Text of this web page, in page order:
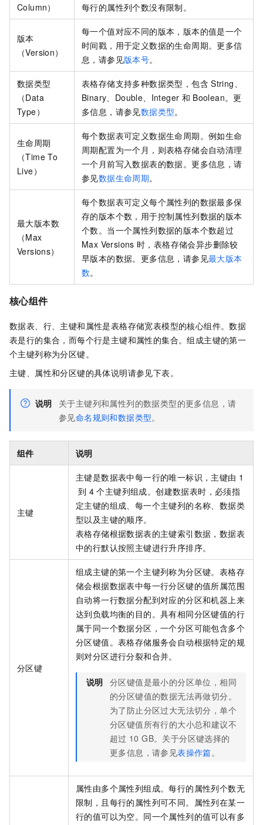
Column）
每行的属性列个数没有限制。
版本
（Version）
每一个值对应不同的版本，版本的值是一个
时间戳，用于定义数据的生命周期。更多信
息，请参见版本号。
数据类型
（Data
Type）
表格存储支持多种数据类型，包含 String、
Binary、Double、Integer 和 Boolean。更
多信息，请参见数据类型。
生命周期
（Time To
Live）
每个数据表可定义数据生命周期。例如生命
周期配置为一个月，则表格存储会自动清理
一个月前写入数据表的数据。更多信息，请
参见数据生命周期。
最大版本数
（Max
Versions）
每个数据表可定义每个属性列的数据最多保
存的版本个数，用于控制属性列数据的版本
个数。当一个属性列数据的版本个数超过
Max Versions 时， 表格存储会异步删除较
早版本的数据。更多信息，请参见最大版本
数。
核心组件
数据表、行、主键和属性是表格存储宽表模型的核心组件。数据
表是行的集合，而每个行是主键和属性的集合。组成主键的第一
个主键列称为分区键。
主键、属性和分区键的具体说明请参见下表。
说明
关于主键列和属性列的数据类型的更多信息，请
参见命名规则和数据类型。
组件 说明
主键
主键是数据表中每一行的唯一标识，主键由 1
到 4 个主键列组成。创建数据表时，必须指
定主键的组成、每一个主键列的名称、数据类
型以及主键的顺序。
表格存储根据数据表的主键索引数据，数据表
中的行默认按照主键进行升序排序。
分区键
组成主键的第一个主键列称为分区键。 表格存
储会根据数据表中每一行分区键的值所属范围
自动将一行数据分配到对应的分区和机器上来
达到负载均衡的目的。具有相同分区键值的行
属于同一个数据分区，一个分区可能包含多个
分区键值。 表格存储服务会自动根据特定的规
则对分区进行分裂和合并。
说明 分区键值是最小的分区单位，相同
的分区键值的数据无法再做切分。
为了防止分区过大无法切分，单个
分区键值所有行的大小总和建议不
超过 10 GB。关于分区键选择的
更多信息，请参见表操作篇。
属性由多个属性列组成。每行的属性列个数无
限制，且每行的属性列可不同。属性列在某一
行的值可以为空。同一个属性列的值可以有多